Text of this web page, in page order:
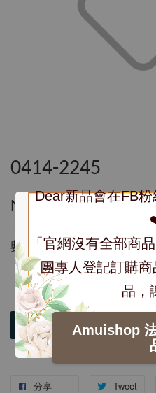
Dear新品會在FB
「官網沒有全部商
團專人登記訂購
品，
Amuishop
0414-2245
NT$ 2,245
數量
加入購物車
分享 Tweet